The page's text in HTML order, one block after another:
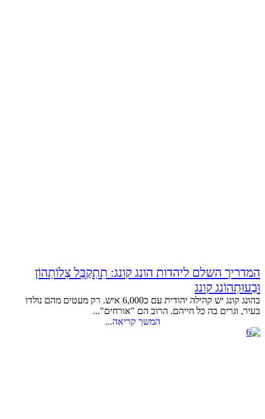
המדריך השלם ליהדות הונג קונג: תִתְקָבֶּל צְלוֹתְהוֹן
וּבַעוּתְהוֹנג קונג
בהונג קונג יש קהילה יהודית עם כ6,000 איש. רק מעטים מהם נולדו
בעיר, וגרים בה כל חייהם. הרוב הם "אורחים"...
המשך קריאה...